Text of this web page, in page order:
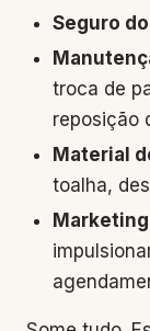
Seguro
troca de
reposição
Material
toalha,